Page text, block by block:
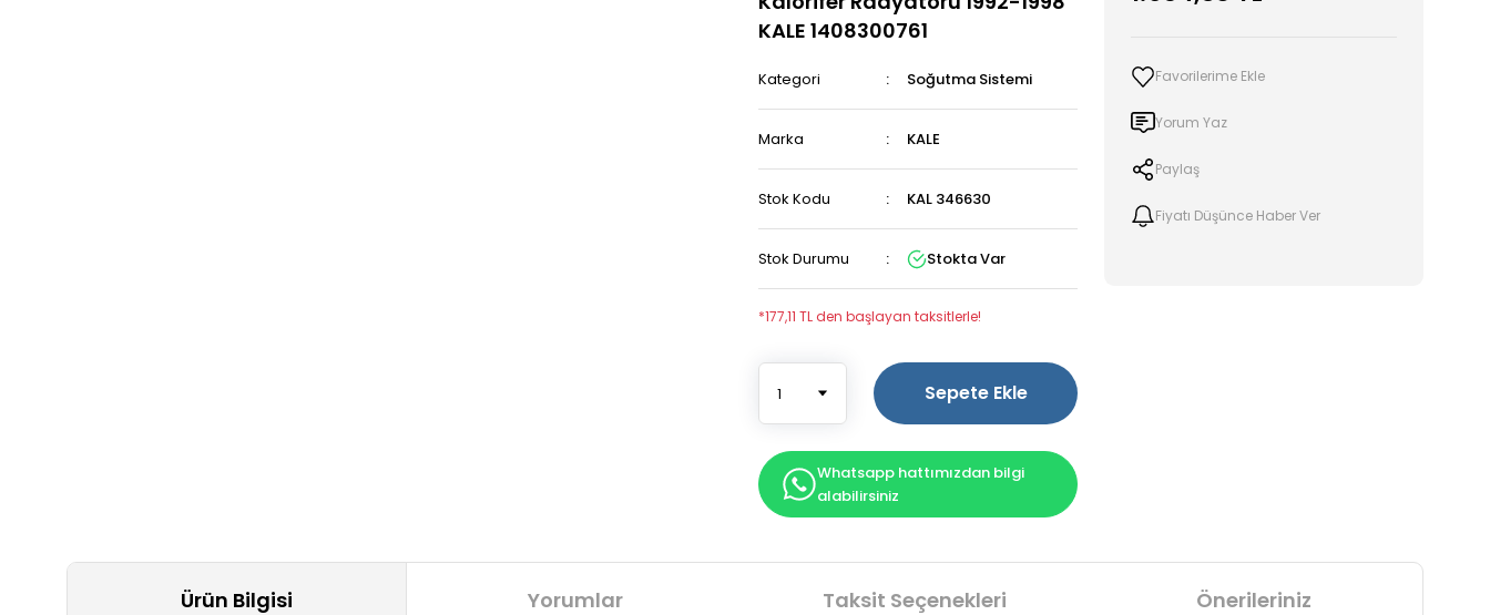
KALE 1408300761
Kategori Soğutma Sistemi
Marka KALE
Stok Kodu KAL 346630
Stok Durumu Stokta Var
*177,11 TL den başlayan taksitlerle!
Sepete Ekle
Whatsapp hattımızdan bilgi
alabilirsiniz
Yorum Yaz
Paylaş
Fiyatı Düşünce Haber Ver
Ürün Bilgisi Yorumlar Taksit Seçenekleri Önerileriniz